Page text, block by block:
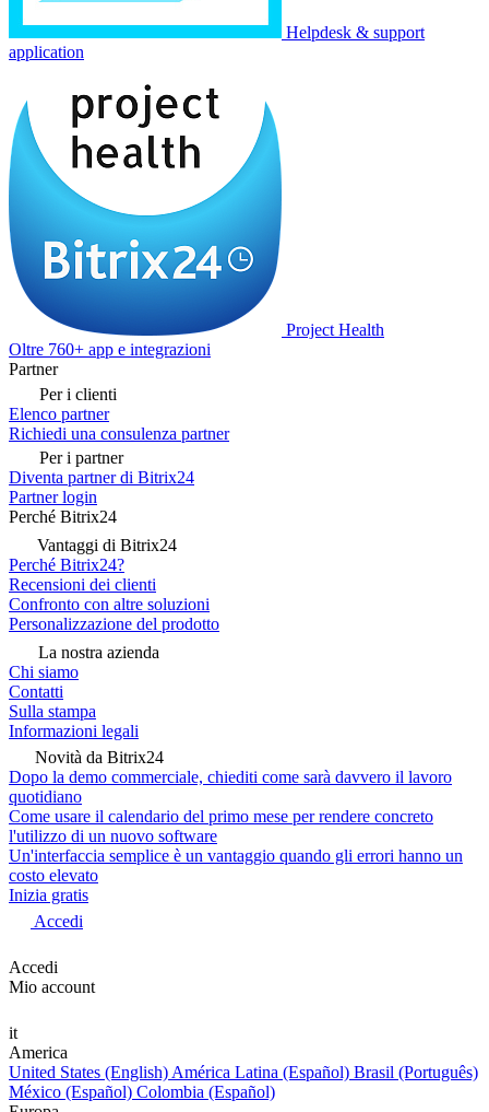
Helpdesk & support
application
Project Health
Oltre 760+ app e integrazioni
Partner
Per i clienti
Elenco partner
Richiedi una consulenza partner
Per i partner
Diventa partner di Bitrix24
Partner login
Perché Bitrix24
Vantaggi di Bitrix24
Perché Bitrix24?
Recensioni dei clienti
Confronto con altre soluzioni
Personalizzazione del prodotto
La nostra azienda
Chi siamo
Contatti
Sulla stampa
Informazioni legali
Novità da Bitrix24
Dopo la demo commerciale, chiediti come sarà davvero il lavoro
quotidiano
Come usare il calendario del primo mese per rendere concreto
l'utilizzo di un nuovo software
Un'interfaccia semplice è un vantaggio quando gli errori hanno un
costo elevato
Inizia gratis
Accedi
Accedi
Mio account
it
America
United States (English) América Latina (Español) Brasil (Português)
México (Español) Colombia (Español)